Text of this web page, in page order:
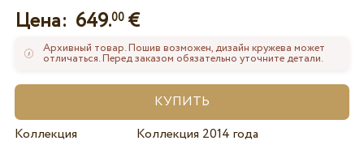
Цена: 649.00€
Архивный товар. Пошив возможен, дизайн кружева может
отличаться. Перед заказом обязательно уточните детали.
Коллекция
Коллекция 2014 года